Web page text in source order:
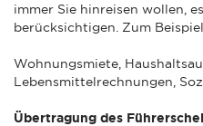
immer Sie hinreisen wollen,
berücksichtigen. Zum Beispiel
Wohnungsmiete,
Lebensmittelrechnungen,
Übertragung des